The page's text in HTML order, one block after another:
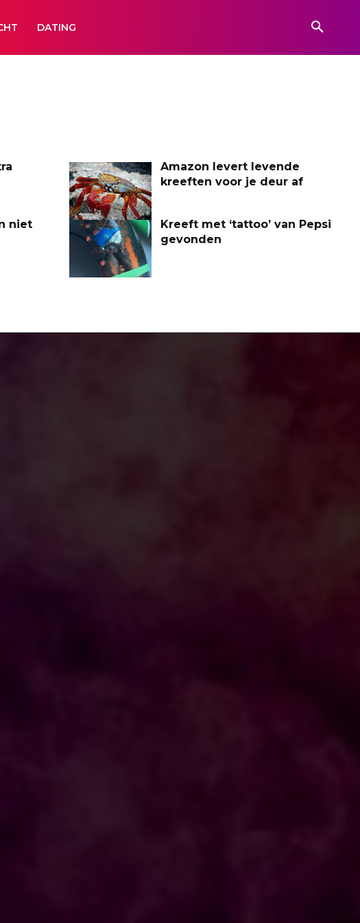
DATING
Amazon levert levende
kreeften voor je deur af
niet
Kreeft met ‘tattoo’ van Pepsi
gevonden